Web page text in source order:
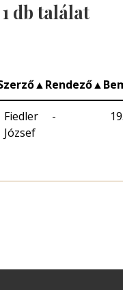
1 db találat
▲Rendező▲
Fiedler
József
-